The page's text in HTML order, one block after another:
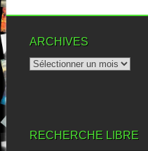
ARCHIVES
RECHERCHE LIBRE